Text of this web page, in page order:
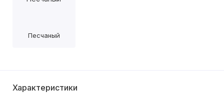
Песчаный
Характеристики